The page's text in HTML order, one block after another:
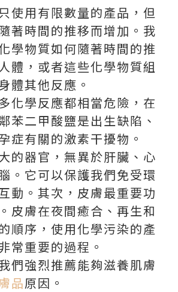
使用有限數量的產品，但
著時間的推移而增加。我
學物質如何隨著時間的推
體，或者這些化學物質組
體其他反應。
化學反應都相當危險，在
苯二甲酸鹽是出生缺陷、
症有關的激素干擾物。
的器官，無異於肝臟、心
。它可以保護我們免受環
動。其次，皮膚最重要功
皮膚在夜間癒合、再生和
順序，使用化學污染的產
常重要的過程。
們強烈推薦能夠滋養肌膚
品原因。